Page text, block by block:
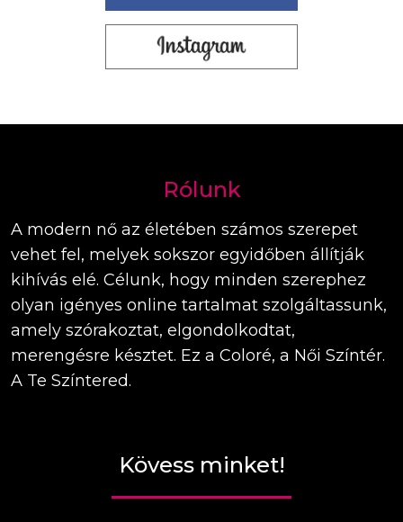
Rólunk
A modern nő az életében számos szerepet
vehet fel, melyek sokszor egyidőben állítják
kihívás elé. Célunk, hogy minden szerephez
olyan igényes online tartalmat szolgáltassunk,
amely szórakoztat, elgondolkodtat,
merengésre késztet. Ez a Coloré, a Női Színtér.
A Te Színtered.
Kövess minket!